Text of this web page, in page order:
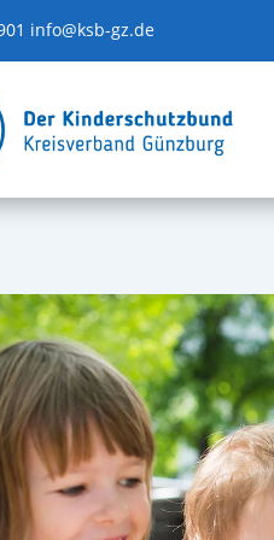
info@ksb-gz.de